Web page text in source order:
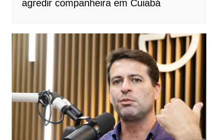
agredir companheira em Cuiabá